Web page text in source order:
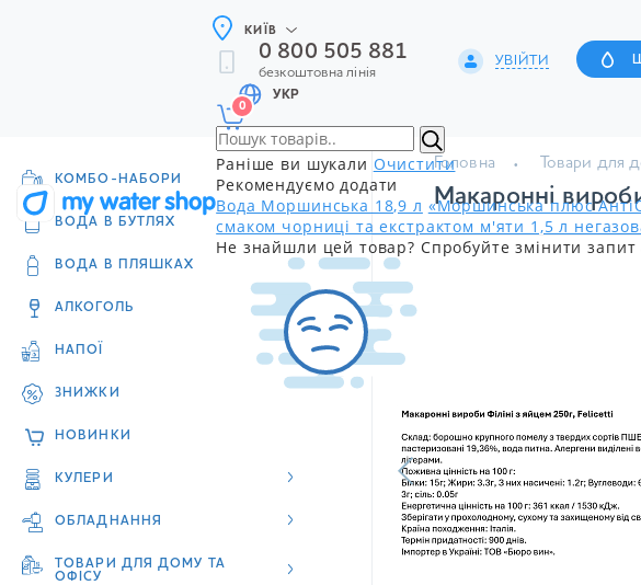
КИЇВ
0 800 505 881
безкоштовна лінія
УВІЙТИ
УКР
0
Раніше ви шукали Очистити
Рекомендуємо додати
Вода Моршинська 18,9 л «Моршинська плюс
смаком чорниці та екстрактом м'яти 1,5 л
Не знайшли цей товар? Спробуйте змінити
КОМБО-НАБОРИ
ВОДА В БУТЛЯХ
ВОДА В ПЛЯШКАХ
АЛКОГОЛЬ
НАПОЇ
ЗНИЖКИ
НОВИНКИ
КУЛЕРИ
ОБЛАДНАННЯ
ТОВАРИ ДЛЯ ДОМУ ТА
ОФІСУ
Головна Товари для
Макаронні